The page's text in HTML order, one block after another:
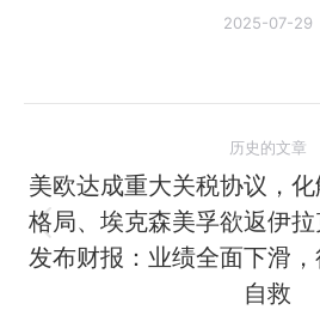
2025-07-29
章
导
历史的文章
历
史
的
美欧达成重大关税协议，
格局、埃克森美孚欲返伊
发布财报：业绩全面下滑
自救